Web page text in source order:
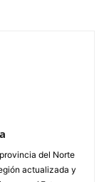
del Norte
actualizada y